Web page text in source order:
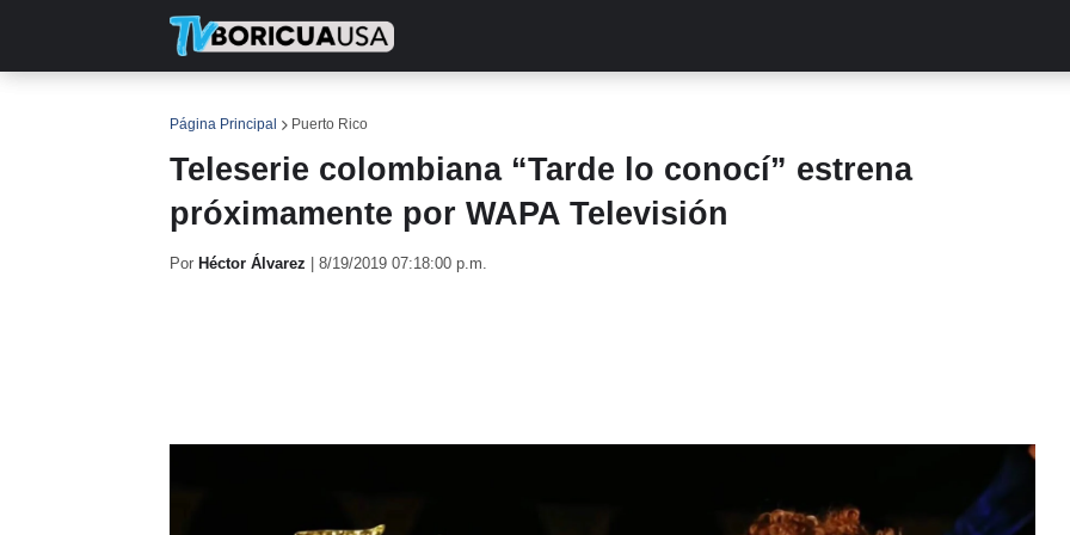
Página Principal Puerto Rico
Teleserie colombiana “Tarde lo conocí” estrena
próximamente por WAPA Televisión
Por Héctor Álvarez 8/19/2019 07:18:00 p.m.